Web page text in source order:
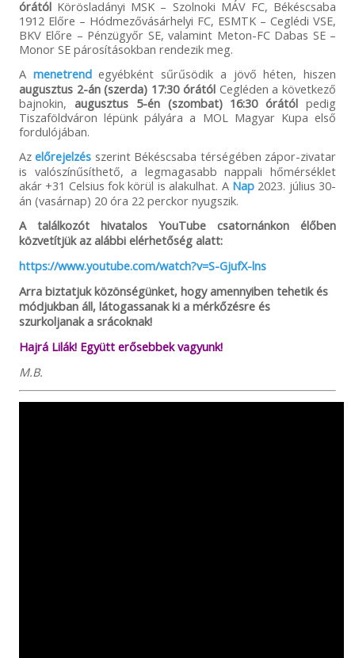
órátólKörösladányi MSK – Szolnoki MÁV FC, Békéscsaba
1912 Előre – Hódmezővásárhelyi FC, ESMTK – Ceglédi VSE,
BKV Előre – Pénzügyőr SE, valamint Meton-FC Dabas SE –
Monor SE párosításokban rendezik meg.
A menetrendegyébként sűrűsödik a jövő héten, hiszen
augusztus 2-án (szerda) 17:30 órátólCegléden a következő
bajnokin, augusztus 5-én (szombat) 16:30 órától pedig
Tiszaföldváron lépünk pályára a MOL Magyar Kupa első
fordulójában.
Azelőrejelzés szerint Békéscsaba térségében zápor-zivatar
is valószínűsíthető, a legmagasabb nappali hőmérséklet
akár +31 Celsius fok körül is alakulhat. A Nap2023. július 30-
án (vasárnap) 20 óra 22 perckor nyugszik.
A találkozót hivatalos YouTube csatornánkon élőben
közvetítjük az alábbi elérhetőség alatt:
https://www.youtube.com/watch?v=S-GjufX-lns
Arra biztatjuk közönségünket, hogy amennyiben tehetik és
módjukban áll, látogassanak ki a mérkőzésre és
szurkoljanak a srácoknak!
Hajrá Lilák! Együtt erősebbek vagyunk!
M.B.